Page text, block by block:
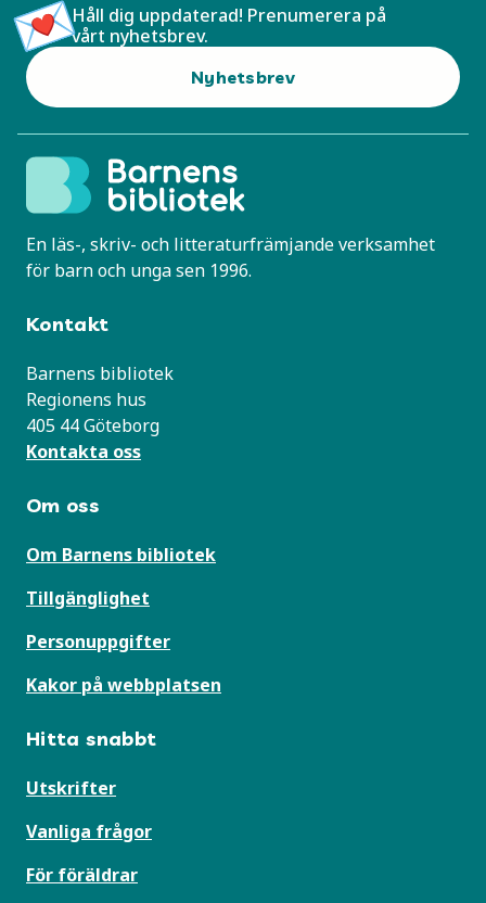
Håll dig uppdaterad! Prenumerera på
vårt nyhetsbrev.
Nyhetsbrev
En läs-, skriv- och litteraturfrämjande verksamhet
för barn och unga sen 1996.
Kontakt
Barnens bibliotek
Regionens hus
405 44 Göteborg
Kontakta oss
Om oss
Om Barnens bibliotek
Tillgänglighet
Personuppgifter
Kakor på webbplatsen
Hitta snabbt
Utskrifter
Vanliga frågor
För föräldrar